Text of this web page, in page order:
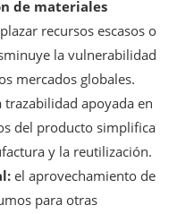
de materiales
recursos escasos o
la vulnerabilidad
mercados globales.
trazabilidad apoyada en
del producto simplifica
y la reutilización.
el aprovechamiento de
para otras